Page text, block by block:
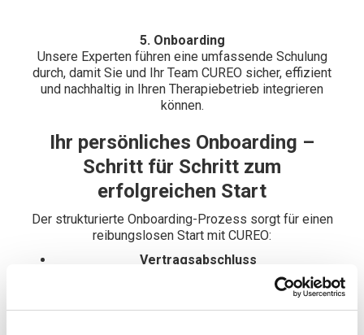
5. Onboarding
Unsere Experten führen eine umfassende Schulung
durch, damit Sie und Ihr Team CUREO sicher, effizient
und nachhaltig in Ihren Therapiebetrieb integrieren
können.
Ihr persönliches Onboarding –
Schritt für Schritt zum
erfolgreichen Start
Der strukturierte Onboarding-Prozess sorgt für einen
reibungslosen Start mit CUREO:
Vertragsabschluss
Nach der Unterzeichnung erhalten Sie alle
wichtigen Informationen zum Onboarding sowie
Ihre Zugangsdaten zum CUREO Center – Ihrem